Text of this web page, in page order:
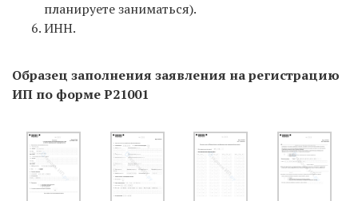
планируете заниматься).
ИНН.
Образец заполнения заявления на регистрацию
ИП по форме Р21001